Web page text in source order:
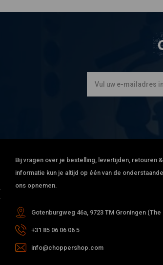
Bij vragen over je bestelling, levertijden, retouren
informatie kun je altijd op één van de
ons opnemen.
Gotenburgweg 46a, 9723 TM Groningen
+31 85 06 06 06 5
info@choppershop.com